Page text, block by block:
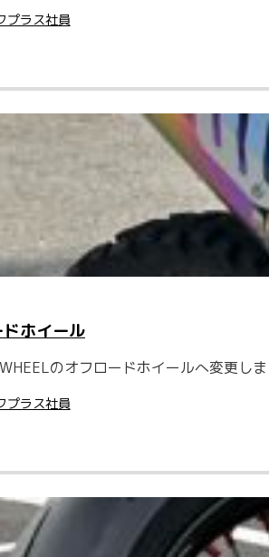
プラス社員
ドホイール
のオフロードホイールへ変更
プラス社員